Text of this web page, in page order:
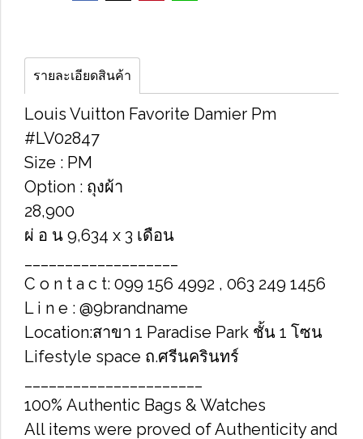
รายละเอียดสินค้า
Louis Vuitton Favorite Damier Pm
#LV02847
Size : PM
Option : ถุงผ้า
28,900
ผ่ อ น 9,634 x 3 เดือน
C o n t a c t: 099 156 4992 , 063 249 1456
L i n e : @9brandname
Location:สาขา 1 Paradise Park ชั้น 1 โซน
Lifestyle space ถ.ศรีนครินทร์
100% Authentic Bags & Watches
All items were proved of Authenticity and